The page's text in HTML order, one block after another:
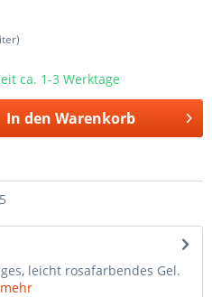
ca. 1-3 Werktage
In den Warenkorb
leicht rosafarbendes Gel.
mehr